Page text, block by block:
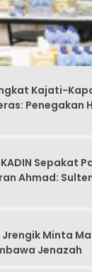
Kajati-
Penegakan
Sepakat
Ahmad:
Jrengik Minta
Jenazah